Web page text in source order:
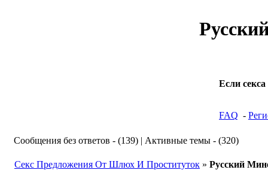
Если
FAQ -
Сообщения без ответов - (139) | Активные темы - (320)
Секс Предложения От Шлюх И Проституток » Русский